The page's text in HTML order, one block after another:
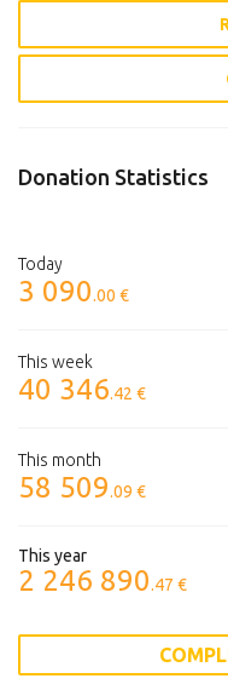
Donation Statistics
Today
3 090.00 €
This week
40 346.42 €
This month
58 509.09 €
This year
2 246 890.47 €